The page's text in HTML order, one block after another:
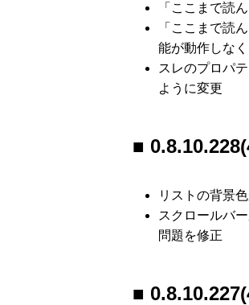
「ここまで読
「ここまで読
能が動作しな
スレのプロパ
ように変更
リストの背景
スクロールバ
問題を修正